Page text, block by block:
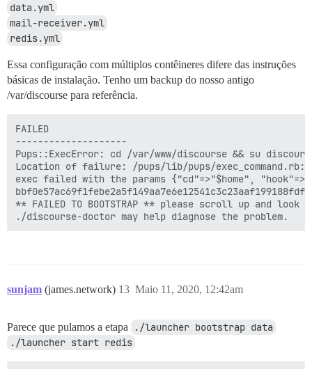
data.yml
mail-receiver.yml
redis.yml
Essa configuração com múltiplos contêineres difere das instruções
básicas de instalação. Tenho um backup do nosso antigo
/var/discourse para referência.
FAILED
--------------------
Pups::ExecError: cd /var/www/discourse && su
Location of failure: /pups/lib/pups/
exec failed with the params {"cd"=>"$home",
** FAILED TO BOOTSTRAP ** please scroll up and
sunjam (james.network) Maio 11, 2020, 12:42am
13
Parece que pulamos a etapa
./launcher bootstrap data
./launcher start redis